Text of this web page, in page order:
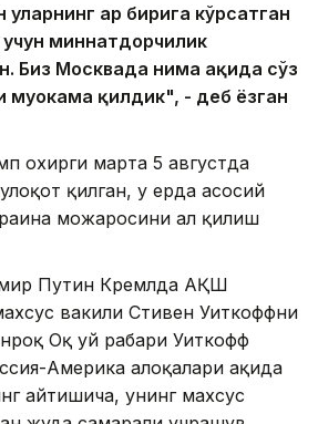
ҳар бирига кўрсатган
миннатдорчилик
Биз Москвада нима ҳақида сўз
муҳокама қилдик", - деб ёзган
охирги марта 5 августда
қилган, у ерда асосий
можаросини ҳал қилиш
Путин Кремлда АҚШ
вакили Стивен Уиткоффни
Оқ уй раҳбари Уиткофф
Америка алоқалари ҳақида
айтишича, унинг махсус